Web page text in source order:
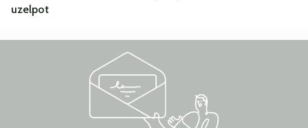
uzelpot